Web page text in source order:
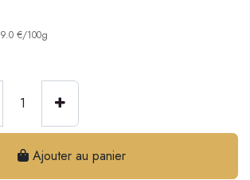
9.0 €/100g
Ajouter au panier